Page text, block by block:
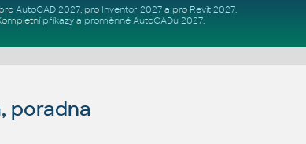
AutoCAD 2027, pro Inventor 2027a pro Revit 2027.
příkazya proměnné AutoCADu 2027.
poradna